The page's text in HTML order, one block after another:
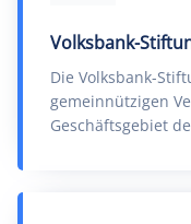
Volksbank-
Die Volksbank-
gemeinnützigen
Geschäftsgebiet